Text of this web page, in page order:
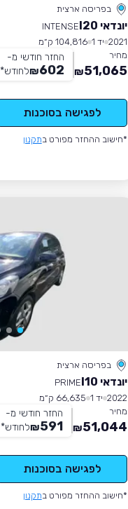
בפריסה ארצית
יונדאי I20
INTENSE
2021 יד 1
104,816 ק״מ
מחיר
51,065
₪
החזר חודשי מ-
602
₪לחודש*
לפגישה בסוכנות
*חישוב ההחזר מפורט בתקנון
בפריסה ארצית
יונדאי I10
PRIME
2022 יד 1
66,635 ק״מ
מחיר
51,044
₪
החזר חודשי מ-
591
₪לחודש*
לפגישה בסוכנות
*חישוב ההחזר מפורט בתקנון